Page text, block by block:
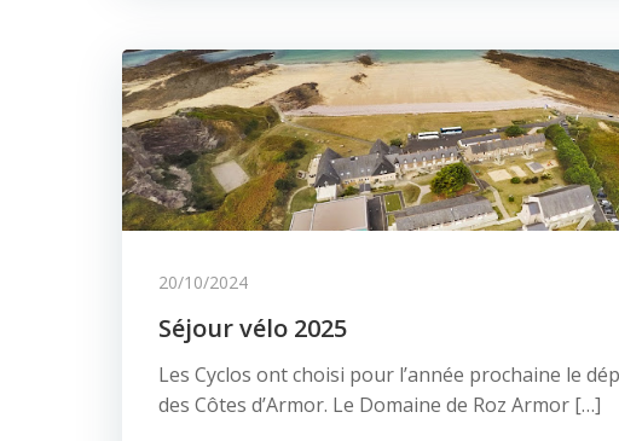
20/10/2024
Séjour vélo 2025
Les Cyclos ont choisi pour l’année prochaine le
des Côtes d’Armor. Le Domaine de Roz Armor […]